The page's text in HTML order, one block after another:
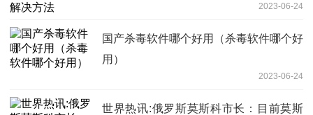
2023-06-24
国产杀毒软件哪个好用（杀毒软件哪个好
用）
2023-06-24
世界热讯:俄罗斯莫斯科市长：目前莫斯